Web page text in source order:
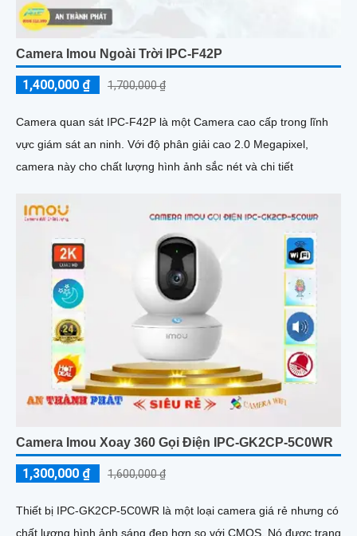
Camera Imou Ngoài Trời IPC-F42P
1,400,000 ₫ 1,700,000 ₫
Camera quan sát IPC-F42P là một Camera cao cấp trong lĩnh
vực giám sát an ninh. Với độ phân giải cao 2.0 Megapixel,
camera này cho chất lượng hình ảnh sắc nét và chi tiết
Camera Imou Xoay 360 Gọi Điện IPC-GK2CP-5C0WR
1,300,000 ₫ 1,600,000 ₫
Thiết bị IPC-GK2CP-5C0WR là một loại camera giá rẻ nhưng có
chất lượng hình ảnh sáng đẹp hơn so với CMOS. Nó được trang